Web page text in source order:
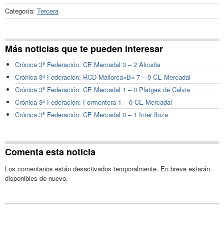
Categoría: Tercera
Más noticias que te pueden interesar
Crónica 3ª Federación: CE Mercadal 3 – 2 Alcudia
Crónica 3ª Federación: RCD Mallorca»B» 7 – 0 CE Mercadal
Crónica 3ª Federación: CE Mercadal 1 – 0 Platges de Calvia
Crónica 3ª Federación: Formentera 1 – 0 CE Mercadal
Crónica 3ª Federación: CE Mercadal 0 – 1 Inter Ibiza
Comenta esta noticia
Los comentarios están desactivados temporalmente. En breve estarán
disponibles de nuevo.